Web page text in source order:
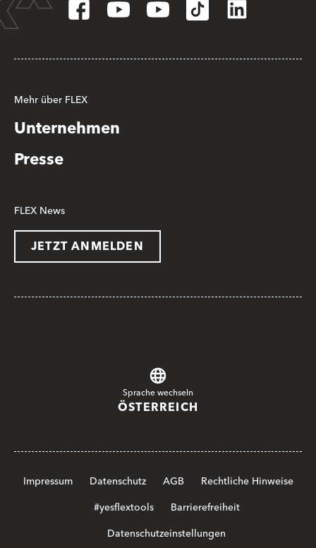
Mehr über FLEX
Unternehmen
Presse
FLEX News
JETZT ANMELDEN
Sprache wechseln
ÖSTERREICH
Impressum Datenschutz AGB
Rechtliche Hinweise
#yesflextools
Barrierefreiheit
Datenschutzeinstellungen